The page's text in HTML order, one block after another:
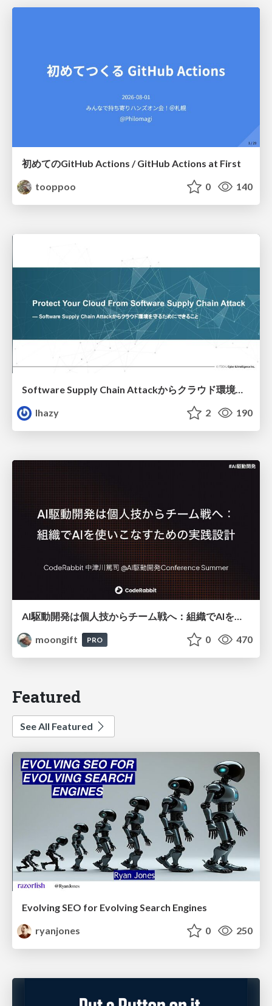
初めてのGitHub Actions / GitHub Actions at First
tooppoo
0 140
Software Supply Chain Attackからクラウド環境を守るためにできること
lhazy
2 190
moongift
PRO 0 470
Featured
See All Featured
Evolving SEO for Evolving Search Engines
ryanjones
0 250